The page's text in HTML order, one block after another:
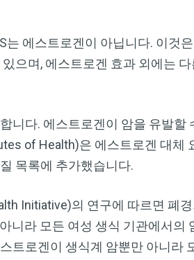
는 에스트로겐이 아닙니다. 이것
으며, 에스트로겐 효과 외에는
니다. 에스트로겐이 암을 유발할
of Health)은 에스트로겐 대체
목록에 추가했습니다.
Initiative)의 연구에 따르면 폐
니라 모든 여성 생식 기관에서의
트로겐이 생식계 암뿐만 아니라
×